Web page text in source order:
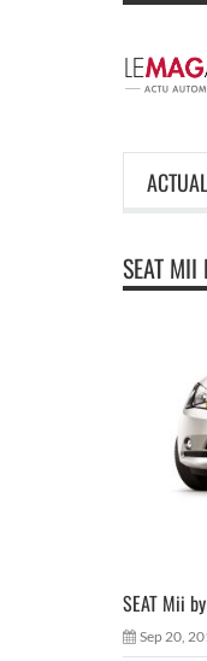
SEAT MII
SEAT Mii
Sep 20,